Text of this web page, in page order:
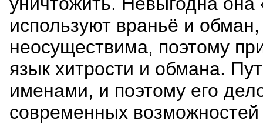
используют враньё и
неосуществима, поэтому
язык хитрости и обмана.
именами, и поэтому его
современных